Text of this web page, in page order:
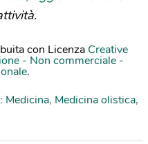
con Licenza Creative
- Non commerciale -
.
Medicina, Medicina olistica,